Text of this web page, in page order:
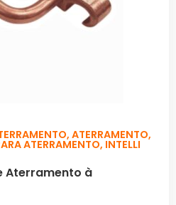
, ATERRAMENTO,
ATERRAMENTO, INTELLI
Aterramento à